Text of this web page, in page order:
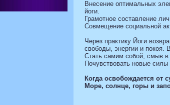
Внесение оптимальных
йоги.
Грамотное составление
Совмещение социальной
Через практику Йоги
свободы, энергии и покоя.
Стать самим собой, смыв в
Почувствовать новые
Когда освобождается от
Море, солнце, горы и